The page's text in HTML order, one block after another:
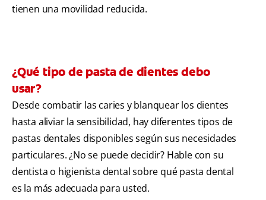
tienen una movilidad reducida.
¿Qué tipo de pasta de dientes debo
usar?
Desde combatir las caries y blanquear los dientes
hasta aliviar la sensibilidad, hay diferentes tipos de
pastas dentales disponibles según sus necesidades
particulares. ¿No se puede decidir? Hable con su
dentista o higienista dental sobre qué pasta dental
es la más adecuada para usted.